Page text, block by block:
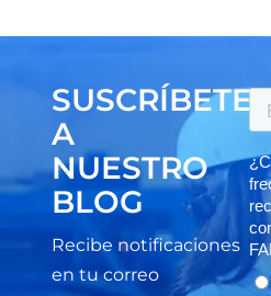
SUSCRÍBETE
A
NUESTRO
BLOG
Recibe notificaciones
en tu correo